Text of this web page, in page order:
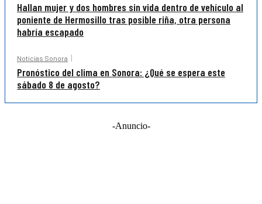
Hallan mujer y dos hombres sin vida dentro de vehículo al
poniente de Hermosillo tras posible riña, otra persona
habría escapado
Noticias Sonora
Pronóstico del clima en Sonora: ¿Qué se espera este
sábado 8 de agosto?
-Anuncio-